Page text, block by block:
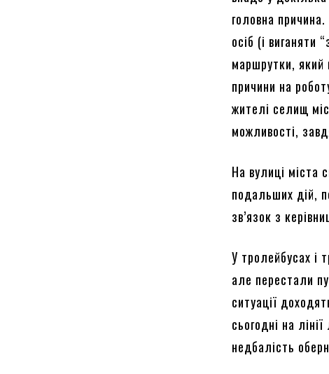
головна
осіб (і
маршрутки, який
причини на
жителі селищ
можливості,
На вулиці міста
подальших дій,
зв’язок з
У тролейбусах і
але перестали
ситуації
сьогодні на
недбалість